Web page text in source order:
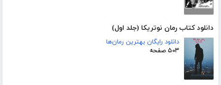
دانلود کتاب رمان نوتریکا (جلد اول)
دانلود رایگان بهترین رمان‌ها
۵۰۳ صفحه